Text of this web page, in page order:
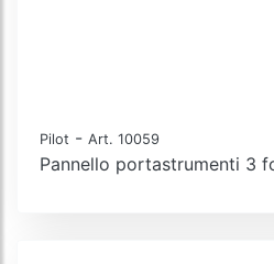
Pilot - Art. 10059
Pannello portastrumenti 3